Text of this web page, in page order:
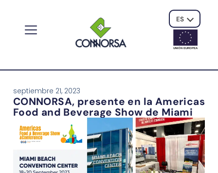
ES
UNIÓN EUROPEA
septiembre 21, 2023
CONNORSA, presente en la Americas
Food and Beverage Show de Miami